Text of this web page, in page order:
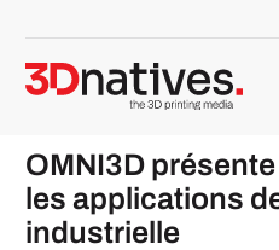
OMNI3D
les applications
industrielle